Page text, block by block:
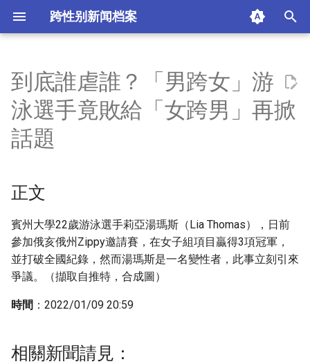
跨性别新闻档案
n
t
i
z
i
s
正文
相關新聞請見：
摘要与附加信息
附加信息 [Processed Page
Metadata]
到底誰虐誰？「男跨女」游
泳選手竟敗給「女跨男」再掀
話題
正文
賓州大學22歲游泳選手莉亞湯瑪斯（Lia Thomas），日前
參加俄亥俄州Zippy邀請賽，在女子組項目贏得3項冠軍，
並打破全國紀錄，然而湯瑪斯是一名變性者，此事立刻引來
爭議。（擷取自推特，合成圖）
時間 ：2022/01/09 20:59
相關新聞請見：